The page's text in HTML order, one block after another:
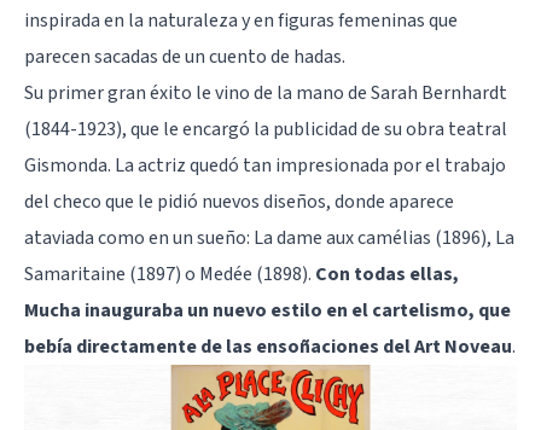
inspirada en la naturaleza y en figuras femeninas que
parecen sacadas de un cuento de hadas.
Su primer gran éxito le vino de la mano de Sarah Bernhardt
(1844-1923), que le encargó la publicidad de su obra teatral
Gismonda. La actriz quedó tan impresionada por el trabajo
del checo que le pidió nuevos diseños, donde aparece
ataviada como en un sueño: La dame aux camélias (1896), La
Samaritaine (1897) o Medée (1898). Con todas ellas,
Mucha inauguraba un nuevo estilo en el cartelismo, que
bebía directamente de las ensoñaciones del Art Noveau.